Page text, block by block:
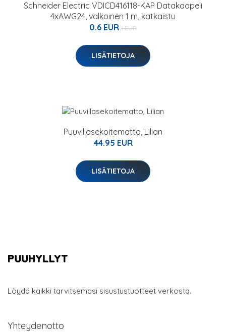
Schneider Electric VDICD416118-KAP Datakaapeli
4xAWG24, valkoinen 1 m, katkaistu
0.6 EUR 1 EUR
LISÄTIETOJA
Puuvillasekoitematto, Lilian
44.95 EUR
LISÄTIETOJA
Löydä kaikki tarvitsemasi sisustustuotteet verkosta.
Yhteydenotto